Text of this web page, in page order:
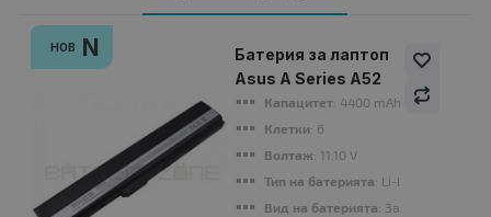
НОВ N
Батерия за лаптоп
Asus A Series A52
Капацитет: 4400 mAh
Клетки: 6
Волтаж: 11.10 V
Тип на батерията: Li-Ion
Вид на батерията: Заместител